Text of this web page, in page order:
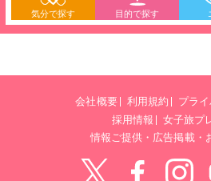
気分で探す 目的で探す
会社概要 利用規約
プラ
採用情報
女子旅プ
情報ご提供・広告掲載・